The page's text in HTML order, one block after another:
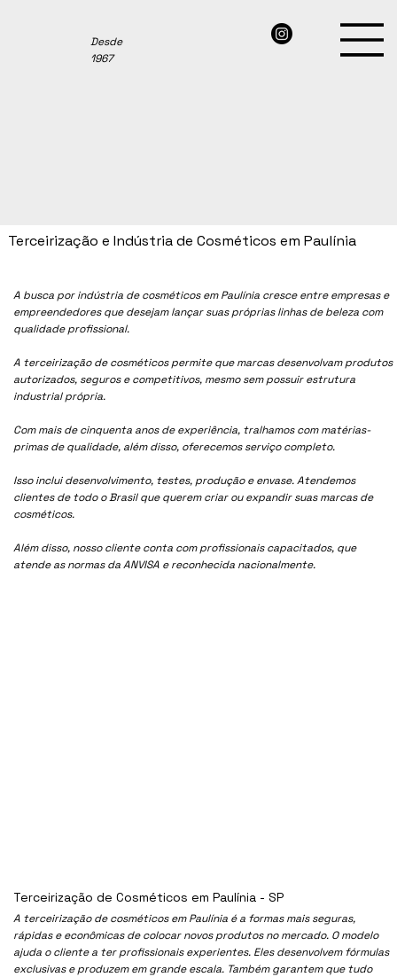
Desde
1967
A busca por indústria de cosméticos emPaulínia cresce entre empresas e
empreendedores que desejam lançar suas próprias linhas de beleza com
qualidade profissional.
A terceirização de cosméticos permite que marcas desenvolvam produtos
autorizados, seguros e competitivos, mesmo sem possuir estrutura
industrial própria.
Com mais de cinquenta anos de experiência, tralhamos com matérias-
primas de qualidade, além disso, oferecemos serviço completo.
Isso inclui desenvolvimento, testes, produção e envase. Atendemos
clientes de todo o Brasil que querem criar ou expandir suas marcas de
cosméticos.
Além disso, nosso cliente conta com profissionais capacitados, que
atende as normas da ANVISA e reconhecida nacionalmente.
A terceirização de cosméticos em Paulínia é a formas mais seguras,
rápidas e econômicas de colocar novos produtos no mercado. O modelo
ajuda o cliente a ter profissionais experientes. Eles desenvolvem fórmulas
exclusivas e produzem em grande escala. Também garantem que tudo
Terceirização e Indústria de Cosméticos em Paulínia
Terceirização de Cosméticos em Paulínia - SP